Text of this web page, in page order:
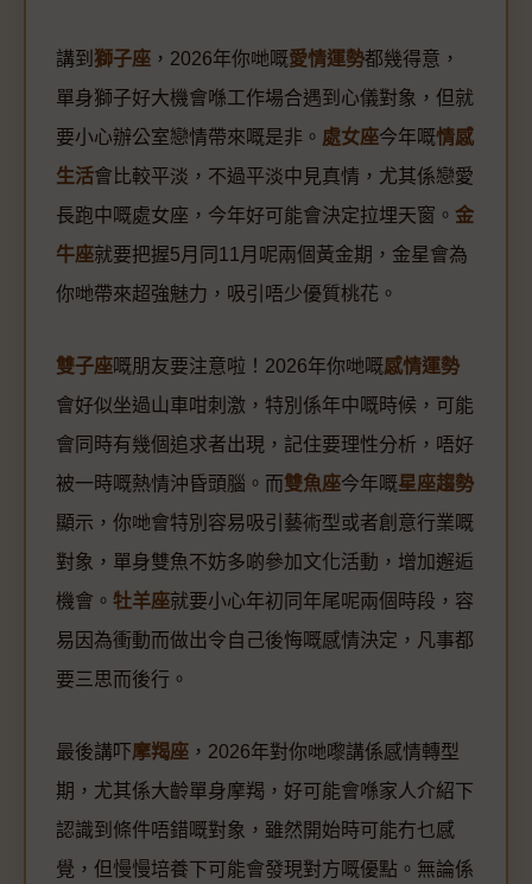
講到 獅子座 ，2026年你哋嘅愛情運勢都幾得意，
單身獅子好大機會喺工作場合遇到心儀對象，但就
要小心辦公室戀情帶來嘅是非。 處女座今年嘅情感
生活會比較平淡，不過平淡中見真情，尤其係戀愛
長跑中嘅處女座，今年好可能會決定拉埋天窗。 金
牛座就要把握5月同11月呢兩個黃金期，金星會為
你哋帶來超強魅力，吸引唔少優質桃花。
雙子座嘅朋友要注意啦！2026年你哋嘅感情運勢
會好似坐過山車咁刺激，特別係年中嘅時候，可能
會同時有幾個追求者出現，記住要理性分析，唔好
被一時嘅熱情沖昏頭腦。而雙魚座今年嘅星座趨勢
顯示，你哋會特別容易吸引藝術型或者創意行業嘅
對象，單身雙魚不妨多啲參加文化活動，增加邂逅
機會。 牡羊座就要小心年初同年尾呢兩個時段，容
易因為衝動而做出令自己後悔嘅感情決定，凡事都
要三思而後行。
最後講吓摩羯座 ，2026年對你哋嚟講係感情轉型
期，尤其係大齡單身摩羯，好可能會喺家人介紹下
認識到條件唔錯嘅對象，雖然開始時可能冇乜感
覺，但慢慢培養下可能會發現對方嘅優點。無論係